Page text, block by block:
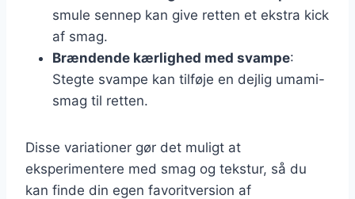
smule sennep kan give retten et ekstra kick
af smag.
Brændende kærlighed med svampe:
Stegte svampe kan tilføje en dejlig umami-
smag til retten.
Disse variationer gør det muligt at
eksperimentere med smag og tekstur, så du
kan finde din egen favoritversion af